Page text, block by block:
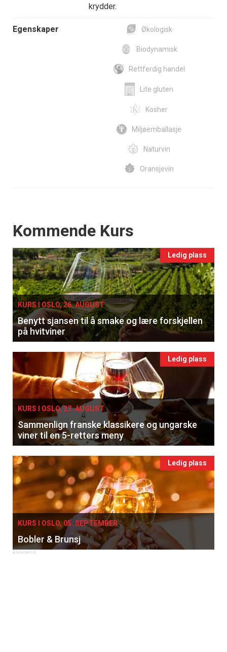
krydder.
Egenskaper Økologisk
Biodynamisk
Rettferdig handel
Lite gluten
Kosher
Miljøemballasje
Naturvin
Oransjevin
Events
Kommende Kurs
Ledig plass
KURS I OSLO, 26. AUGUST
Benytt sjansen til å smake og lære forskjellen
på hvitviner
Ledig plass
KURS I OSLO, 27. AUGUST
Sammenlign franske klassikere og ungarske
viner til en 5-retters meny
Ledig plass
KURS I OSLO, 05. SEPTEMBER
Bobler & Brunsj